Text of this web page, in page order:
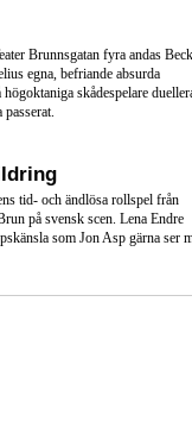
Brunnsgatan fyra andas
egna, befriande absurda
skådespelare
tid- och ändlösa rollspel från
på svensk scen. Lena Endre
som Jon Asp gärna ser